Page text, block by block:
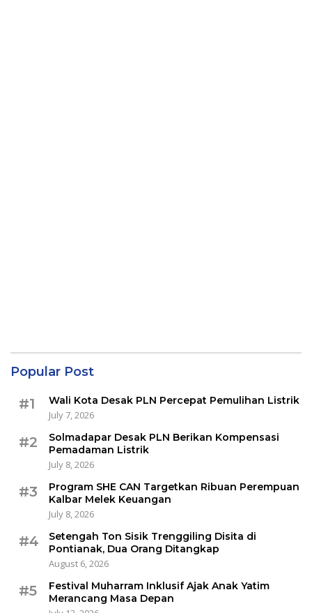
Popular Post
#1
Wali Kota Desak PLN Percepat Pemulihan Listrik
July 7, 2026
#2
Solmadapar Desak PLN Berikan Kompensasi
Pemadaman Listrik
July 8, 2026
#3
Program SHE CAN Targetkan Ribuan Perempuan
Kalbar Melek Keuangan
July 8, 2026
#4
Setengah Ton Sisik Trenggiling Disita di
Pontianak, Dua Orang Ditangkap
August 6, 2026
#5
Festival Muharram Inklusif Ajak Anak Yatim
Merancang Masa Depan